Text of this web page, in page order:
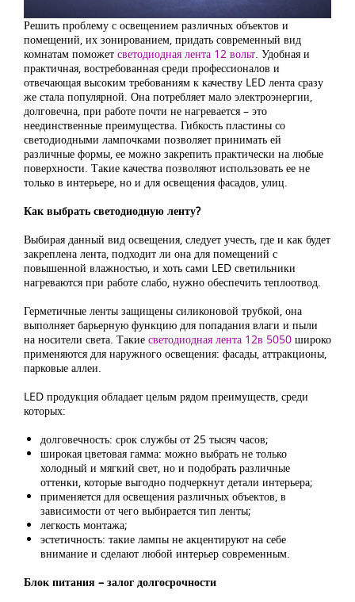
Решить проблему с освещением различных объектов и
помещений, их зонированием, придать современный вид
комнатам поможет светодиодная лента 12 вольт. Удобная и
практичная, востребованная среди профессионалов и
отвечающая высоким требованиям к качеству LED лента сразу
же стала популярной. Она потребляет мало электроэнергии,
долговечна, при работе почти не нагревается – это
неединственные преимущества. Гибкость пластины со
светодиодными лампочками позволяет принимать ей
различные формы, ее можно закрепить практически на любые
поверхности. Такие качества позволяют использовать ее не
только в интерьере, но и для освещения фасадов, улиц.
Как выбрать светодиодную ленту?
Выбирая данный вид освещения, следует учесть, где и как будет
закреплена лента, подходит ли она для помещений с
повышенной влажностью, и хоть сами LED светильники
нагреваются при работе слабо, нужно обеспечить теплоотвод.
Герметичные ленты защищены силиконовой трубкой, она
выполняет барьерную функцию для попадания влаги и пыли
на носители света. Такие светодиодная лента 12в 5050 широко
применяются для наружного освещения: фасады, аттракционы,
парковые аллеи.
LED продукция обладает целым рядом преимуществ, среди
которых:
долговечность: срок службы от 25 тысяч часов;
широкая цветовая гамма: можно выбрать не только
холодный и мягкий свет, но и подобрать различные
оттенки, которые выгодно подчеркнут детали интерьера;
применяется для освещения различных объектов, в
зависимости от чего выбирается тип ленты;
легкость монтажа;
эстетичность: такие лампы не акцентируют на себе
внимание и сделают любой интерьер современным.
Блок питания – залог долгосрочности